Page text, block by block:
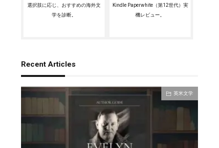
選択肢に応じ、おすすめの海外文
学を診断。
Kindle Paperwhite（第12世代）実
機レビュー。
Recent Articles
英米文学